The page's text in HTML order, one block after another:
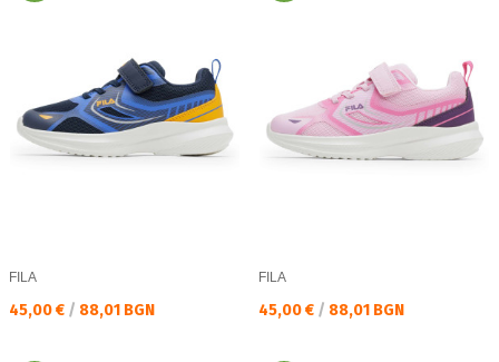
FILA
Текуща цена:
45,00 € / 88,01 BGN
FILA
Текуща цена:
45,00 € / 88,01 BGN